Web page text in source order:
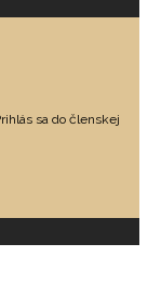
sa do členskej